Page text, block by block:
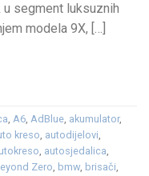
segment luksuznih
modela 9X, […]
, A6, AdBlue, akumulator,
kreso, autodijelovi,
, autosjedalica,
Zero, bmw, brisači,